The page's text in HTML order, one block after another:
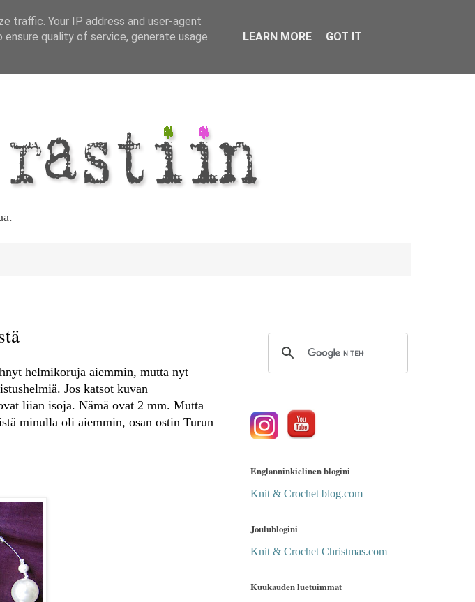
helmikoruja aiemmin, mutta nyt
Jos katsot kuvan
liian isoja. Nämä ovat 2 mm. Mutta
minulla oli aiemmin, osan ostin Turun
Englanninkielinen blogini
Knit & Crochet blog.com
Joulublogini
Knit & Crochet Christmas.com
Kuukauden luetuimmat
traffic. Your IP address and user-agent
quality of service, generate usage
LEARN MORE GOT IT